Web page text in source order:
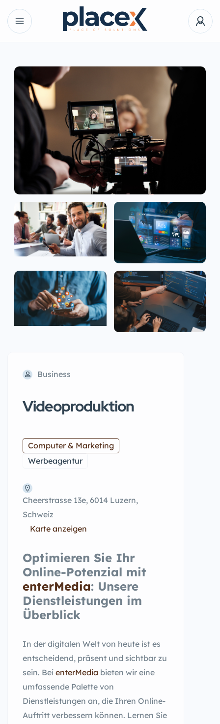
Business
Videoproduktion
Computer & Marketing
Werbeagentur
Cheerstrasse 13e, 6014 Luzern,
Schweiz
Karte anzeigen
Optimieren Sie Ihr
Online-Potenzial mit
enterMedia: Unsere
Dienstleistungen im
Überblick
In der digitalen Welt von heute ist es
entscheidend, präsent und sichtbar zu
sein. Bei enterMedia bieten wir eine
umfassende Palette von
Dienstleistungen an, die Ihren Online-
Auftritt verbessern können. Lernen Sie